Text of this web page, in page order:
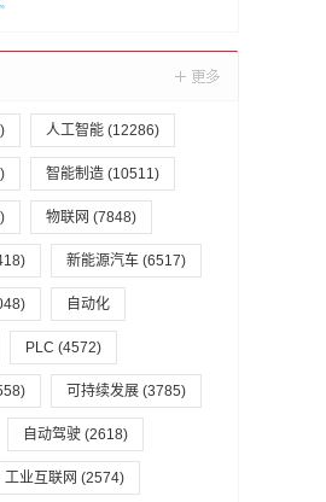
人工智能 (12286)
智能制造 (10511)
物联网 (7848)
新能源汽车 (6517)
自动化
PLC (4572)
可持续发展 (3785)
自动驾驶 (2618)
工业互联网 (2574)